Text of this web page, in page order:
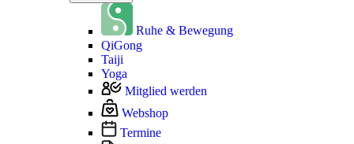
Ruhe & Bewegung
QiGong
Taiji
Yoga
Mitglied werden
Webshop
Termine